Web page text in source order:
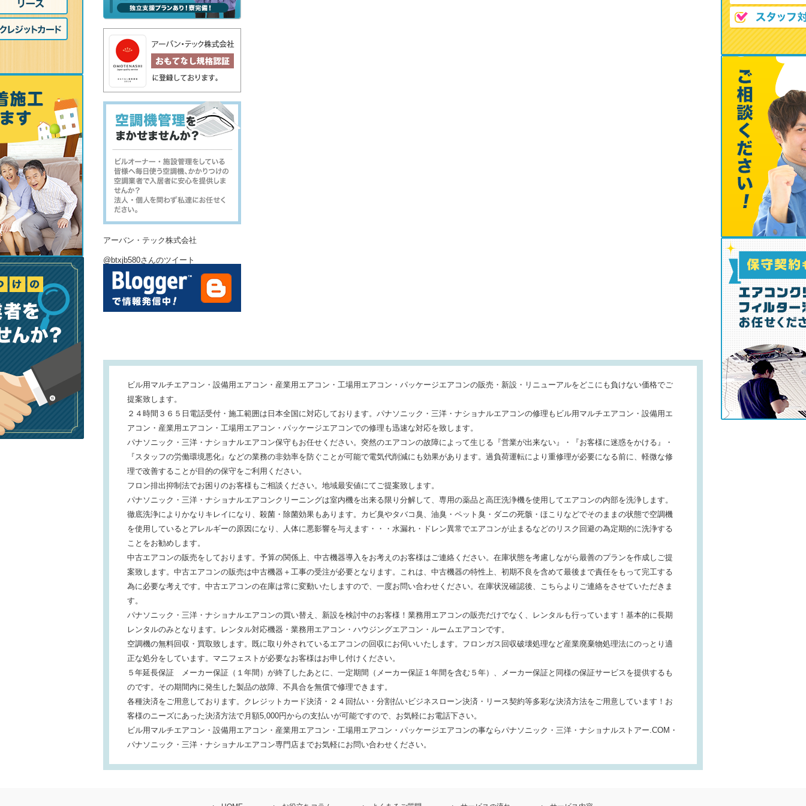
アーバン・テック株式会社
@btxjb580さんのツイート
ビル用マルチエアコン・設備用エアコン・産業用エアコン・工場用エアコン・パッケージエアコンの販売・新設・リニューアルをどこにも負けない価格でご
提案致します。
２４時間３６５日電話受付・施工範囲は日本全国に対応しております。パナソニック・三洋・ナショナルエアコンの修理もビル用マルチエアコン・設備用エ
アコン・産業用エアコン・工場用エアコン・パッケージエアコンでの修理も迅速な対応を致します。
パナソニック・三洋・ナショナルエアコン保守もお任せください。突然のエアコンの故障によって生じる『営業が出来ない』・『お客様に迷惑をかける』・
『スタッフの労働環境悪化』などの業務の非効率を防ぐことが可能で電気代削減にも効果があります。過負荷運転により重修理が必要になる前に、軽微な修
理で改善することが目的の保守をご利用ください。
フロン排出抑制法でお困りのお客様もご相談ください。地域最安値にてご提案致します。
パナソニック・三洋・ナショナルエアコンクリーニングは室内機を出来る限り分解して、専用の薬品と高圧洗浄機を使用してエアコンの内部を洗浄します。
徹底洗浄によりかなりキレイになり、殺菌・除菌効果もあります。カビ臭やタバコ臭、油臭・ペット臭・ダニの死骸・ほこりなどでそのままの状態で空調機
を使用しているとアレルギーの原因になり、人体に悪影響を与えます・・・水漏れ・ドレン異常でエアコンが止まるなどのリスク回避の為定期的に洗浄する
ことをお勧めします。
中古エアコンの販売をしております。予算の関係上、中古機器導入をお考えのお客様はご連絡ください。在庫状態を考慮しながら最善のプランを作成しご提
案致します。中古エアコンの販売は中古機器＋工事の受注が必要となります。これは、中古機器の特性上、初期不良を含めて最後まで責任をもって完工する
為に必要な考えです。中古エアコンの在庫は常に変動いたしますので、一度お問い合わせください。在庫状況確認後、こちらよりご連絡をさせていただきま
す。
パナソニック・三洋・ナショナルエアコンの買い替え、新設を検討中のお客様！業務用エアコンの販売だけでなく、レンタルも行っています！基本的に長期
レンタルのみとなります。レンタル対応機器・業務用エアコン・ハウジングエアコン・ルームエアコンです。
空調機の無料回収・買取致します。既に取り外されているエアコンの回収にお伺いいたします。フロンガス回収破壊処理など産業廃棄物処理法にのっとり適
正な処分をしています。マニフェストが必要なお客様はお申し付けください。
５年延長保証 メーカー保証（１年間）が終了したあとに、一定期間（メーカー保証１年間を含む５年）、メーカー保証と同様の保証サービスを提供するも
のです。その期間内に発生した製品の故障、不具合を無償で修理できます。
各種決済をご用意しております。クレジットカード決済・２４回払い・分割払いビジネスローン決済・リース契約等多彩な決済方法をご用意しています！お
客様のニーズにあった決済方法で月額5,000円からの支払いが可能ですので、お気軽にお電話下さい。
ビル用マルチエアコン・設備用エアコン・産業用エアコン・工場用エアコン・パッケージエアコンの事ならパナソニック・三洋・ナショナルストアー.COM・
パナソニック・三洋・ナショナルエアコン専門店までお気軽にお問い合わせください。